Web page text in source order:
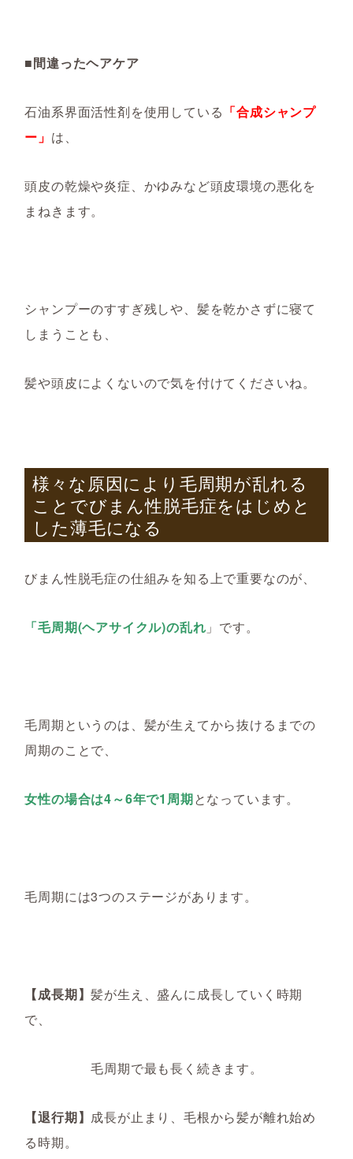
■間違ったヘアケア
石油系界面活性剤を使用している 「合成シャンプ
ー」 は、
頭皮の乾燥や炎症、かゆみなど頭皮環境の悪化を
まねきます。
シャンプーのすすぎ残しや、髪を乾かさずに寝て
しまうことも、
髪や頭皮によく ないので気を付けてくださいね。
様々な原因により毛周期が乱れる
ことでびまん性脱毛症をはじめと
した薄毛になる
びまん性脱毛症の仕組みを知る上で重要なのが、
「毛周期(ヘアサイクル)の乱れ 」です。
毛周期というのは、髪が生えてから抜けるまでの
周期のことで、
女性の場合は4～6年で1周期となっています。
毛周期には3つのステージがあります。
【成長期】髪が生え、盛んに成長していく時期
で、
毛周期で最も長く続きます。
【退行期】 成長が止まり、毛根から髪が離れ始め
る時期。